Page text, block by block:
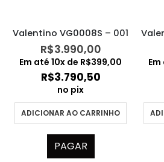
Valentino VG0008S – 001
R$3.990,00
Em até 10x de R$399,00
R$3.790,50
no pix
ADICIONAR AO CARRINHO
PAGAR